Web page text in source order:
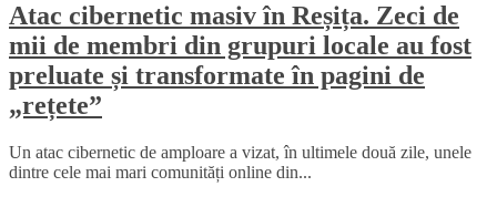
Atac cibernetic masiv în Reșița. Zeci de
mii de membri din grupuri locale au fost
preluate și transformate în pagini de
„rețete”
Un atac cibernetic de amploare a vizat, în ultimele două zile, unele
dintre cele mai mari comunități online din...